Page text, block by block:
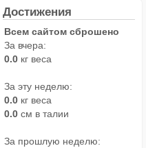
Достижения
Всем сайтом сброшено
За вчера:
0.0 кг веса
За эту неделю:
0.0 кг веса
0.0 см в талии
За прошлую неделю: